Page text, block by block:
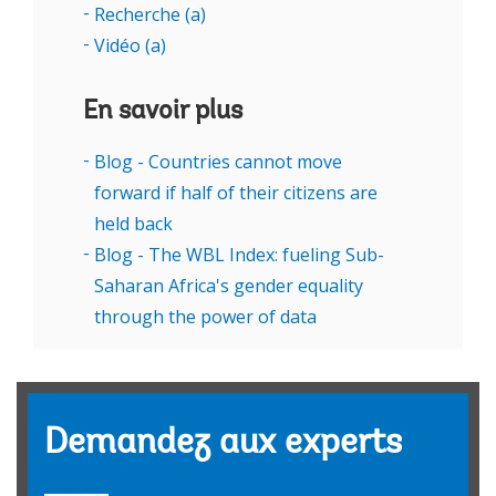
Recherche (a)
Vidéo (a)
En savoir plus
Blog - Countries cannot move
forward if half of their citizens are
held back
Blog - The WBL Index: fueling Sub-
Saharan Africa's gender equality
through the power of data
Demandez aux experts